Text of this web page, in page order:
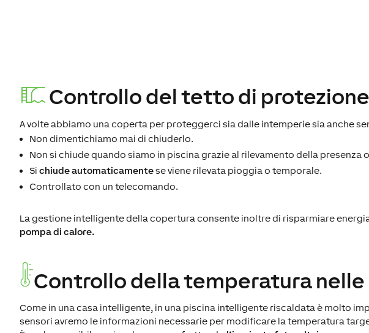
Controllo del tetto di protezione
A volte abbiamo una coperta per proteggerci sia dalle intemperie sia anche
Non dimentichiamo mai di chiuderlo.
Non si chiude quando siamo in piscina grazie al rilevamento della presenza
Si chiude automaticamentese viene rilevata pioggia o temporale.
Controllato con un telecomando.
La gestione intelligente della copertura consente inoltre di risparmiare
pompa di calore.
Controllo della temperatura
Come in una casa intelligente, in una piscina intelligente riscaldata è molto
sensori avremo le informazioni necessarie per modificare la temperatura